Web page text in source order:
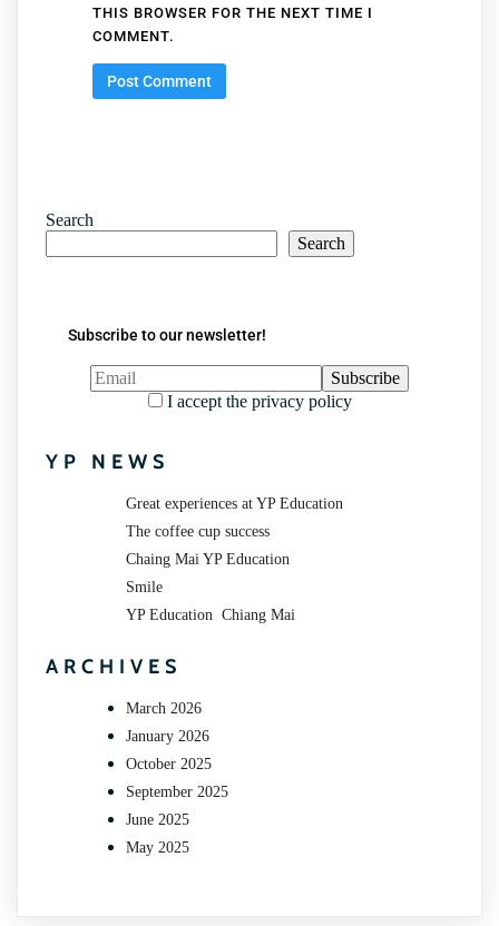
THIS BROWSER FOR THE NEXT TIME I
COMMENT.
Search
Search
Subscribe to our newsletter!
I accept the privacy policy
YP NEWS
Great experiences at YP Education
The coffee cup success
Chaing Mai YP Education
Smile
YP Education Chiang Mai
ARCHIVES
March 2026
January 2026
October 2025
September 2025
June 2025
May 2025